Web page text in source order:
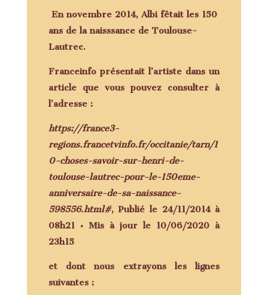
En novembre 2014, Albi fêtait les 150
ans de la naisssance de Toulouse-
Lautrec.
Franceinfo présentait l’artiste dans un
article que vous pouvez consulter à
l’adresse :
https://france3-
regions.francetvinfo.fr/occitanie/tarn/1
0-choses-savoir-sur-henri-de-
toulouse-lautrec-pour-le-150eme-
anniversaire-de-sa-naissance-
598556.html#, Publié le 24/11/2014 à
08h21 • Mis à jour le 10/06/2020 à
23h15
et dont nous extrayons les lignes
suivantes :